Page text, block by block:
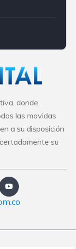
donde
las movidas
a su disposición
su